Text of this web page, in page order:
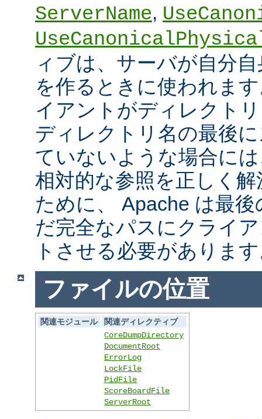
ServerName,
ィブは、サーバが自分
を作るときに使われま
イアントがディレクト
ディレクトリ名の最後
ていないような場合に
相対的な参照を正しく
ために、 Apache は最
だ完全なパスにクライ
トさせる必要がありま
ファイルの位置
関連モジュール
関連ディレクティブ
CoreDumpDirectory
DocumentRoot
ErrorLog
LockFile
PidFile
ScoreBoardFile
ServerRoot